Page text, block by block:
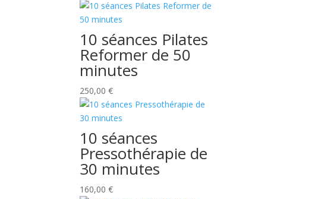
10 séances Pilates
Reformer de 50
minutes
250,00€
10 séances
Pressothérapie de
30 minutes
160,00€